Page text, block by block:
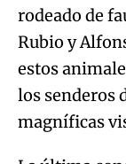
rodeado de
Rubio y
estos
los senderos
magníficas